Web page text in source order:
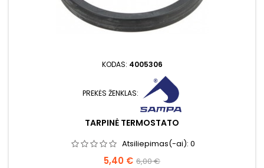
KODAS: 4005306
PREKĖS ŽENKLAS:
TARPINĖ TERMOSTATO
Atsiliepimas(-ai): 0
Kaina
5,40 € Bazinė
6,00 €